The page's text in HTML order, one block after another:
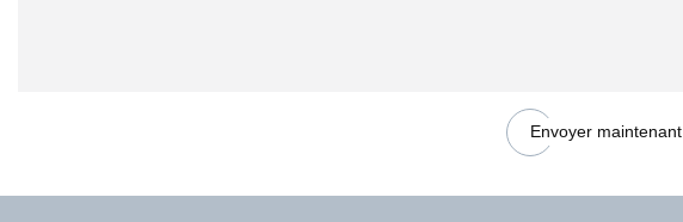
Envoyer maintenant